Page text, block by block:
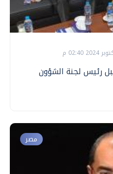
رئيس لجنة الشؤون
مصر